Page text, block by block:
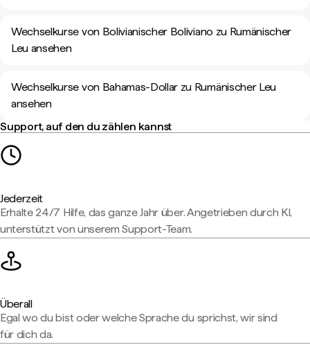
Wechselkurse von Bolivianischer Boliviano zu Rumänischer
Leu ansehen
Wechselkurse von Bahamas-Dollar zu Rumänischer Leu
ansehen
Support, auf den du zählen kannst
Jederzeit
Erhalte 24/7 Hilfe, das ganze Jahr über. Angetrieben durch KI,
unterstützt von unserem Support-Team.
Überall
Egal wo du bist oder welche Sprache du sprichst, wir sind
für dich da.